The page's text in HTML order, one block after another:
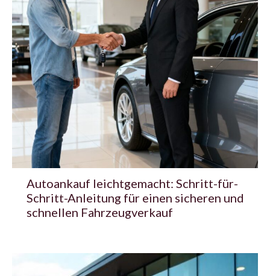
Autoankauf leichtgemacht: Schritt-für-
Schritt-Anleitung für einen sicheren und
schnellen Fahrzeugverkauf